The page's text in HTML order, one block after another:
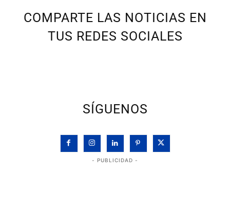
COMPARTE LAS NOTICIAS EN
TUS REDES SOCIALES
SÍGUENOS
- PUBLICIDAD -